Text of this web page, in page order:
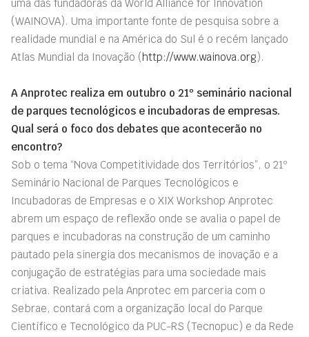
uma das fundadoras da World Alliance for Innovation
(WAINOVA). Uma importante fonte de pesquisa sobre a
realidade mundial e na América do Sul é o recém lançado
Atlas Mundial da Inovação (http://www.wainova.org).
A Anprotec realiza em outubro o 21º seminário nacional
de parques tecnológicos e incubadoras de empresas.
Qual será o foco dos debates que acontecerão no
encontro?
Sob o tema “Nova Competitividade dos Territórios”, o 21º
Seminário Nacional de Parques Tecnológicos e
Incubadoras de Empresas e o XIX Workshop Anprotec
abrem um espaço de reflexão onde se avalia o papel de
parques e incubadoras na construção de um caminho
pautado pela sinergia dos mecanismos de inovação e a
conjugação de estratégias para uma sociedade mais
criativa. Realizado pela Anprotec em parceria com o
Sebrae, contará com a organização local do Parque
Científico e Tecnológico da PUC-RS (Tecnopuc) e da Rede